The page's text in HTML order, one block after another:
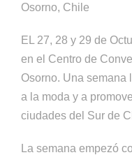
Osorno, Chile
EL 27, 28 y 29 de
en el Centro de
Osorno. Una semana
a la moda y a
ciudades del Sur de
La semana empezó